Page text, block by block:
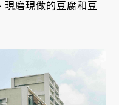
現磨現做的豆腐和豆